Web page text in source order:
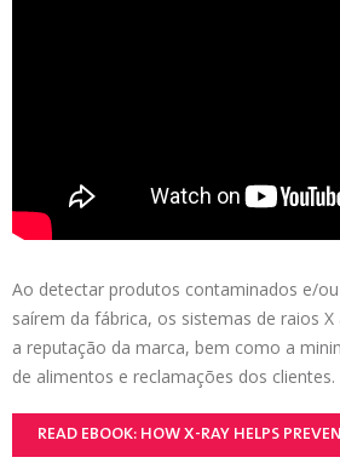
Ao detectar produtos contaminados e/
saírem da fábrica, os sistemas de raios
a reputação da marca, bem como a
de alimentos e reclamações dos clientes.
READ EBOOK: HOW X-RAY HELPS